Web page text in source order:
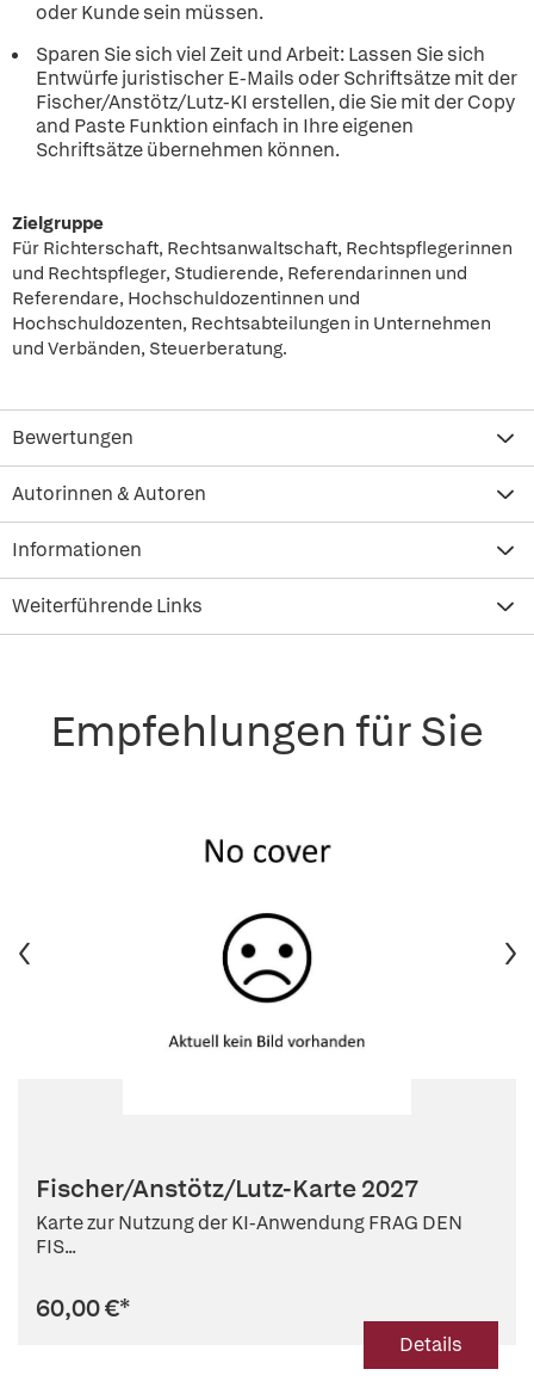
oder Kunde sein müssen.
Sparen Sie sich viel Zeit und Arbeit: Lassen Sie sich
Entwürfe juristischer E-Mails oder Schriftsätze mit der
Fischer/Anstötz/Lutz-KI erstellen, die Sie mit der Copy
and Paste Funktion einfach in Ihre eigenen
Schriftsätze übernehmen können.
Zielgruppe
Für Richterschaft, Rechtsanwaltschaft, Rechtspflegerinnen
und Rechtspfleger, Studierende, Referendarinnen und
Referendare, Hochschuldozentinnen und
Hochschuldozenten, Rechtsabteilungen in Unternehmen
und Verbänden, Steuerberatung.
Bewertungen
Autorinnen & Autoren
Informationen
Weiterführende Links
Empfehlungen für Sie
Fischer/Anstötz/Lutz-Karte 2027
Karte zur Nutzung der KI-Anwendung FRAG DEN
FIS...
60,00 €*
Details